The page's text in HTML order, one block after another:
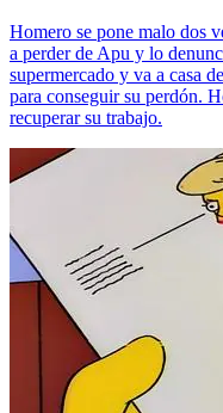
Homero se pone malo dos
a perder de Apu y lo
supermercado y va a casa
para conseguir su perdón.
recuperar su trabajo.